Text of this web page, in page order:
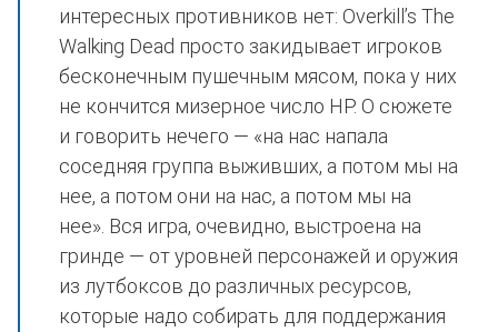
интересных противников нет: Overkillʼs The
Walking Dead просто закидывает игроков
бесконечным пушечным мясом, пока у них
не кончится мизерное число НР. О сюжете
и говорить нечего — «на нас напала
соседняя группа выживших, а потом мы на
нее, а потом они на нас, а потом мы на
нее». Вся игра, очевидно, выстроена на
гринде — от уровней персонажей и оружия
из лутбоксов до различных ресурсов,
которые надо собирать для поддержания